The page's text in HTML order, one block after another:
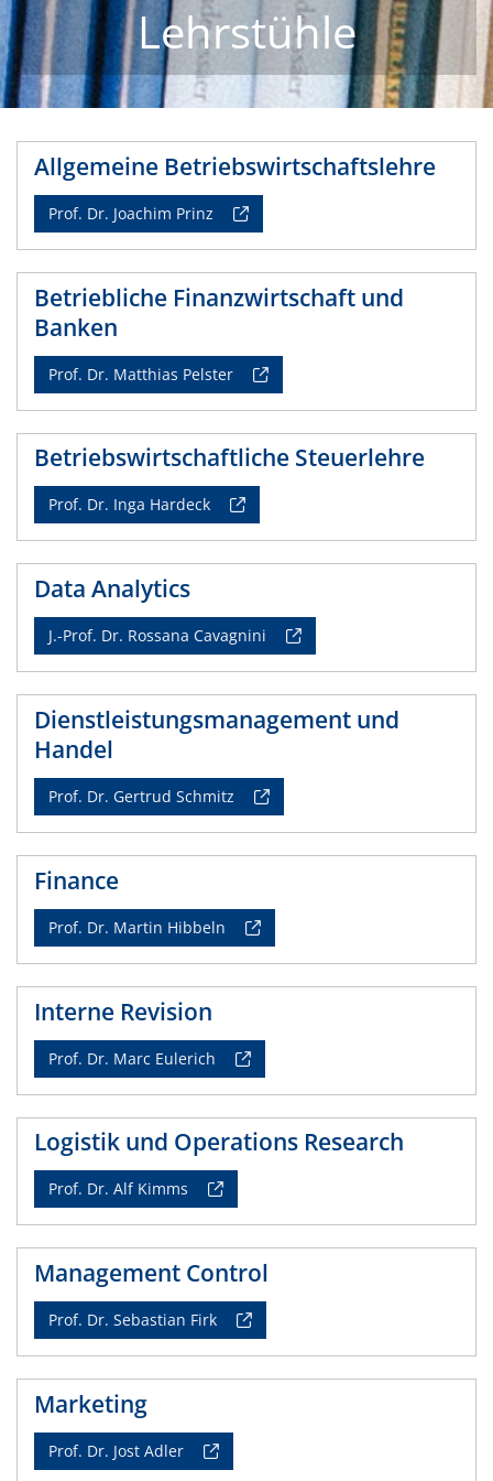
Lehrstühle
Allgemeine Betriebswirtschaftslehre
Prof. Dr. Joachim Prinz
Betriebliche Finanzwirtschaft und
Banken
Prof. Dr. Matthias Pelster
Betriebswirtschaftliche Steuerlehre
Prof. Dr. Inga Hardeck
Data Analytics
J.-Prof. Dr. Rossana Cavagnini
Dienstleistungsmanagement und
Handel
Prof. Dr. Gertrud Schmitz
Finance
Prof. Dr. Martin Hibbeln
Interne Revision
Prof. Dr. Marc Eulerich
Logistik und Operations Research
Prof. Dr. Alf Kimms
Management Control
Prof. Dr. Sebastian Firk
Marketing
Prof. Dr. Jost Adler